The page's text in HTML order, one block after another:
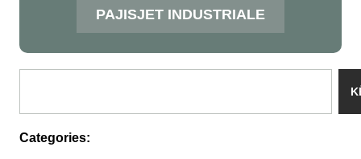
PAJISJET INDUSTRIALE
Categories: